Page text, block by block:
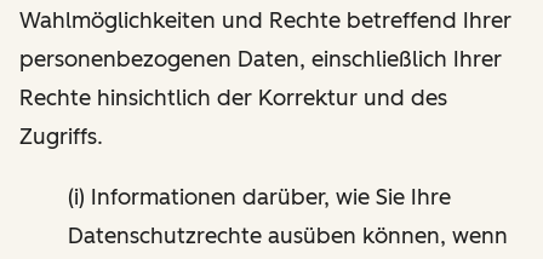
Wahlmöglichkeiten und Rechte betreffend Ihrer
personenbezogenen Daten, einschließlich Ihrer
Rechte hinsichtlich der Korrektur und des
Zugriffs.
(i) Informationen darüber, wie Sie Ihre
Datenschutzrechte ausüben können, wenn